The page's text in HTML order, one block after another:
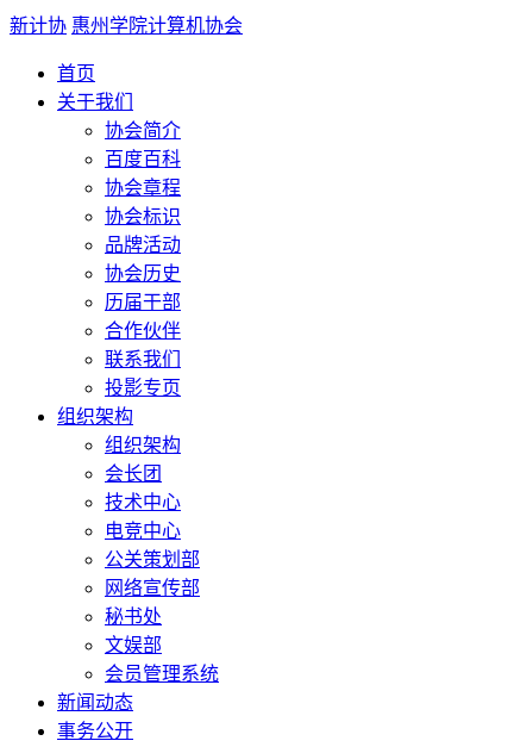
新计协 惠州学院计算机协会
首页
关于我们
协会简介
百度百科
协会章程
协会标识
品牌活动
协会历史
历届干部
合作伙伴
联系我们
投影专页
组织架构
组织架构
会长团
技术中心
电竞中心
公关策划部
网络宣传部
秘书处
文娱部
会员管理系统
新闻动态
事务公开